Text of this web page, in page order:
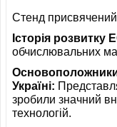
Стенд присвячений
Історія розвитку
обчислювальних
Україні:
зробили значний
технологій.